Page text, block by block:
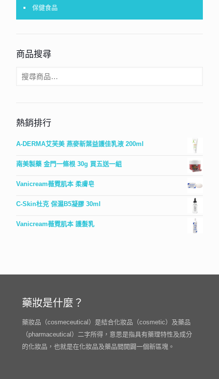
保健食品
商品搜尋
熱銷排行
A-DERMA艾芙美 燕麥新葉益護佳乳液 200ml
南美製藥 金門一條根 30g 買五送一組
Vanicream薇霓肌本 柔膚皂
C-Skin杜克 保濕B5凝膠 30ml
Vanicream薇霓肌本 護髮乳
藥妝是什麼？
藥妝品（cosmeceutical）是結合化妝品（cosmetic）及藥品
（pharmaceutical）二字所得，意思是指具有藥理特性及成分
的化妝品，也就是在化妝品及藥品間開闢一個新區塊。